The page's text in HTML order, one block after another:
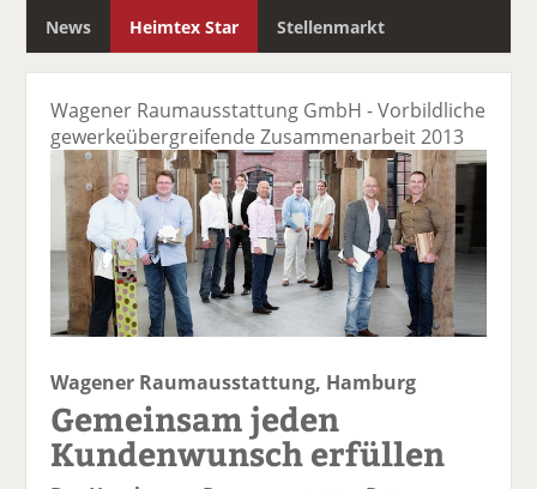
News Heimtex Star Stellenmarkt
c
Wagener Raumausstattung GmbH - Vorbildliche
gewerkeübergreifende Zusammenarbeit 2013
Wagener Raumausstattung, Hamburg
Gemeinsam jeden
Kundenwunsch erfüllen